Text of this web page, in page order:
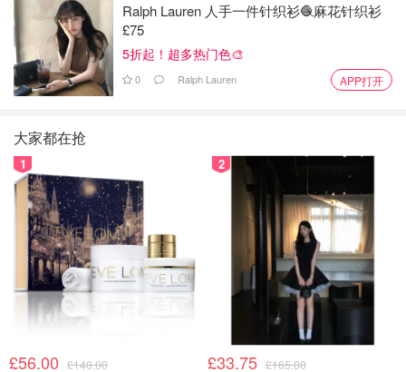
Ralph Lauren 人手一件针织衫🧶麻花针织衫
£75
5折起！超多热门色🎨
0 Ralph Lauren APP打开
大家都在抢
1
£56.00 £140.00
2
£33.75 £165.00